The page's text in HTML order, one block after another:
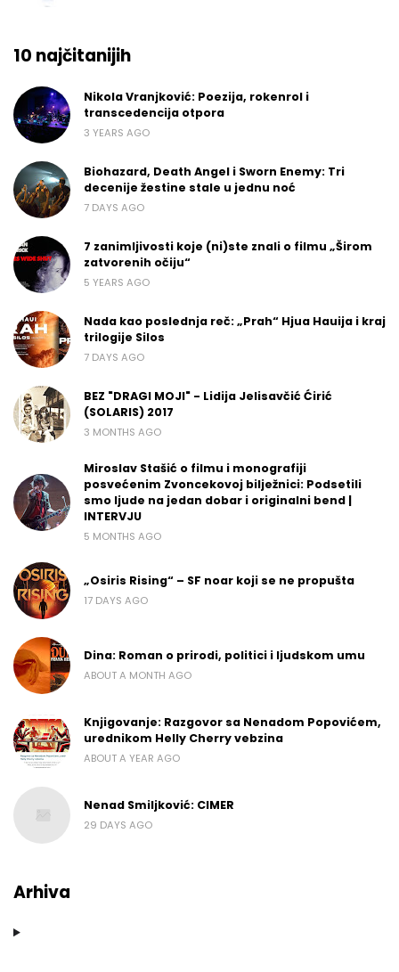
10 najčitanijih
Nikola Vranjković: Poezija, rokenrol i
transcedencija otpora
3 YEARS AGO
Biohazard, Death Angel i Sworn Enemy: Tri
decenije žestine stale u jednu noć
7 DAYS AGO
7 zanimljivosti koje (ni)ste znali o filmu „Širom
zatvorenih očiju“
5 YEARS AGO
Nada kao poslednja reč: „Prah“ Hjua Hauija i kraj
trilogije Silos
7 DAYS AGO
BEZ "DRAGI MOJI" - Lidija Jelisavčić Ćirić
(SOLARIS) 2017
3 MONTHS AGO
Miroslav Stašić o filmu i monografiji
posvećenim Zvoncekovoj bilježnici: Podsetili
smo ljude na jedan dobar i originalni bend |
INTERVJU
5 MONTHS AGO
„Osiris Rising“ – SF noar koji se ne propušta
17 DAYS AGO
Dina: Roman o prirodi, politici i ljudskom umu
ABOUT A MONTH AGO
Knjigovanje: Razgovor sa Nenadom Popovićem,
urednikom Helly Cherry vebzina
ABOUT A YEAR AGO
Nenad Smiljković: CIMER
29 DAYS AGO
Arhiva